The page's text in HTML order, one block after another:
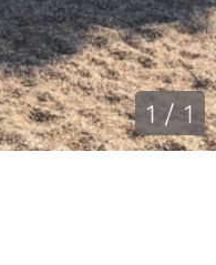
1 / 1